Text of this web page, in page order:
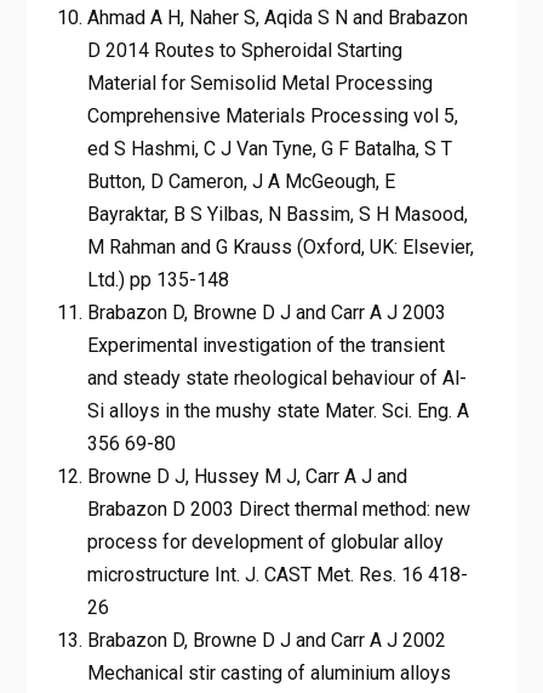
Ahmad A H, Naher S, Aqida S N and Brabazon
D 2014 Routes to Spheroidal Starting
Material for Semisolid Metal Processing
Comprehensive Materials Processing vol 5,
ed S Hashmi, C J Van Tyne, G F Batalha, S T
Button, D Cameron, J A McGeough, E
Bayraktar, B S Yilbas, N Bassim, S H Masood,
M Rahman and G Krauss (Oxford, UK: Elsevier,
Ltd.) pp 135-148
Brabazon D, Browne D J and Carr A J 2003
Experimental investigation of the transient
and steady state rheological behaviour of Al-
Si alloys in the mushy state Mater. Sci. Eng. A
356 69-80
Browne D J, Hussey M J, Carr A J and
Brabazon D 2003 Direct thermal method: new
process for development of globular alloy
microstructure Int. J. CAST Met. Res. 16 418-
26
Brabazon D, Browne D J and Carr A J 2002
Mechanical stir casting of aluminium alloys